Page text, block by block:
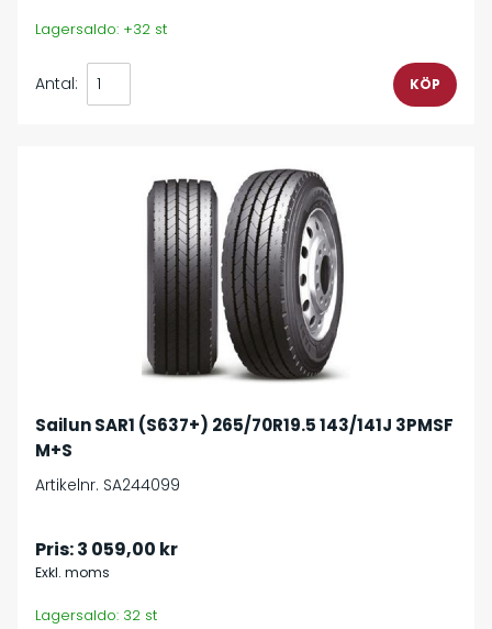
Lagersaldo: +32 st
Antal:
Sailun SAR1 (S637+) 265/70R19.5 143/141J 3PMSF
M+S
Artikelnr. SA244099
Pris:3 059,00 kr
Exkl. moms
Lagersaldo: 32 st